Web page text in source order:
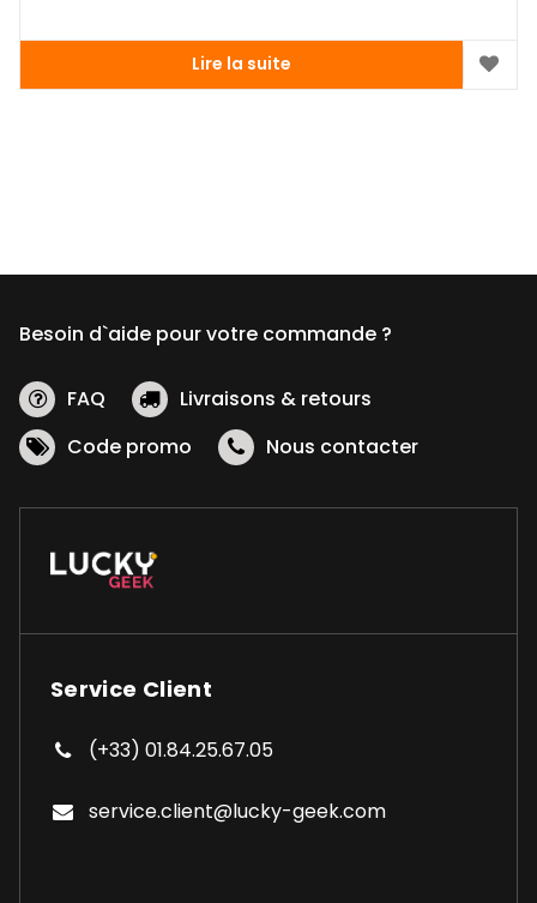
Lire la suite
Besoin d`aide pour votre commande ?
FAQ
Livraisons & retours
Code promo
Nous contacter
Service Client
(+33) 01.84.25.67.05
service.client@lucky-geek.com